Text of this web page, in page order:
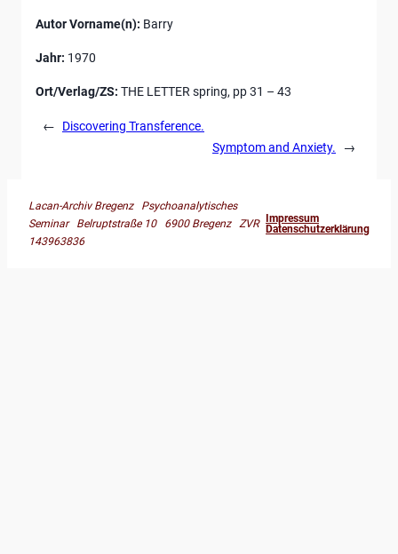
Autor Vorname(n): Barry
Jahr: 1970
Ort/Verlag/ZS: THE LETTER spring, pp 31 – 43
←
Discovering Transference.
Symptom and Anxiety.
→
Lacan-Archiv Bregenz Psychoanalytisches
Seminar Belruptstraße 10 6900 Bregenz ZVR
143963836
Impressum
Datenschutzerklärung